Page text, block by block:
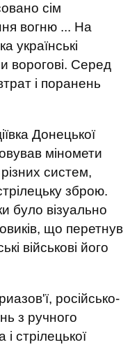
сім
вогню ... На
українські
ворогові. Серед
і поранень
Донецької
міномети
систем,
зброю.
було візуально
що перетнув
військові його
російсько-
з ручного
стрілецької